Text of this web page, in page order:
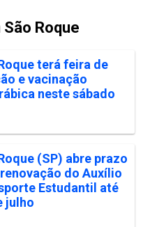
Roque
terá feira de
e vacinação
neste sábado
(SP) abre prazo
do Auxílio
Estudantil até
julho